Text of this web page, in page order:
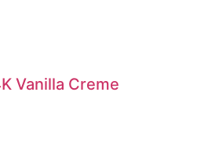
Vanilla Creme